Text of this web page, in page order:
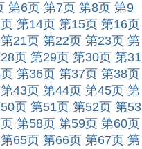
第6页 第7页 第8页 第9
第14页 第15页 第16页
第21页 第22页 第23页 第
页 第29页 第30页 第31
第36页 第37页 第38页
第43页 第44页 第45页 第
页 第51页 第52页 第53
第58页 第59页 第60页
第65页 第66页 第67页 第